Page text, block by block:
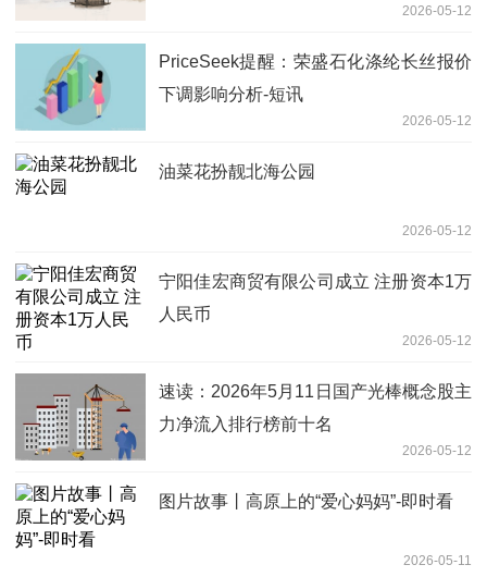
2026-05-12
PriceSeek提醒：荣盛石化涤纶长丝报价
下调影响分析-短讯
2026-05-12
油菜花扮靓北海公园
2026-05-12
宁阳佳宏商贸有限公司成立 注册资本1万
人民币
2026-05-12
速读：2026年5月11日国产光棒概念股主
力净流入排行榜前十名
2026-05-12
图片故事丨高原上的“爱心妈妈”-即时看
2026-05-11